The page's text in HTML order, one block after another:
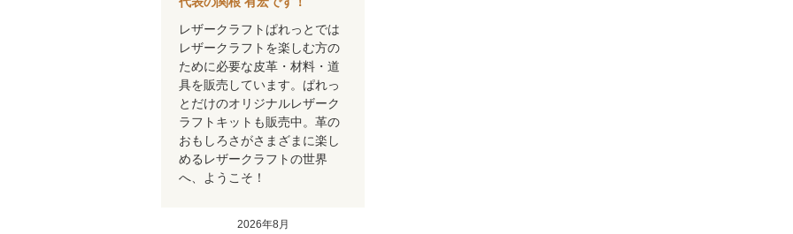
レザークラフトぱれっとでは
レザークラフトを楽しむ方の
ために必要な皮革・材料・道
具を販売しています。ぱれっ
とだけのオリジナルレザーク
ラフトキットも販売中。革の
おもしろさがさまざまに楽し
めるレザークラフトの世界
へ、ようこそ！
2026年8月